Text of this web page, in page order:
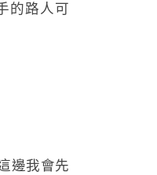
的路人可
邊我會先